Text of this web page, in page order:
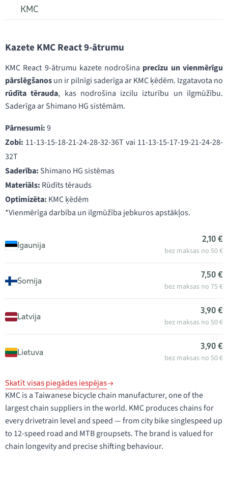
KMC
Kazete KMC React 9-ātrumu
KMC React 9-ātrumu kazete nodrošina precīzu un vienmērīgu
pārslēgšanosun ir pilnīgi saderīga ar KMC ķēdēm. Izgatavota no
rūdīta tērauda, kas nodrošina izcilu izturību un ilgmūžību.
Saderīga ar Shimano HG sistēmām.
Pārnesumi:9
Zobi: 11-13-15-18-21-24-28-32-36T vai 11-13-15-17-19-21-24-28-
32T
Saderība: Shimano HG sistēmas
Materiāls: Rūdīts tērauds
Optimizēta: KMC ķēdēm
*Vienmērīga darbība un ilgmūžība jebkuros apstākļos.
Igaunija
2,10 €
bez maksas no 50 €
Somija
7,50 €
bez maksas no 75 €
Latvija
3,90 €
bez maksas no 50 €
Lietuva
3,90 €
bez maksas no 50 €
Skatīt visas piegādes iespējas
KMC is a Taiwanese bicycle chain manufacturer, one of the
largest chain suppliers in the world. KMC produces chains for
every drivetrain level and speed — from city bike singlespeed up
to 12-speed road and MTB groupsets. The brand is valued for
chain longevity and precise shifting behaviour.